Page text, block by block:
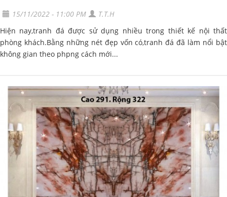
15/11/2022 - 11:00 PM
T.T.H
Hiện nay,tranh đá được sử dụng nhiều trong thiết kế nội thất
phòng khách.Bằng những nét đẹp vốn có,tranh đá đã làm nổi bật
không gian theo phpng cách mới...